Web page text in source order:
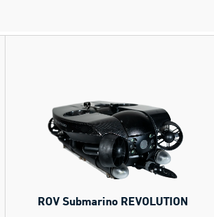
ROV Submarino REVOLUTION